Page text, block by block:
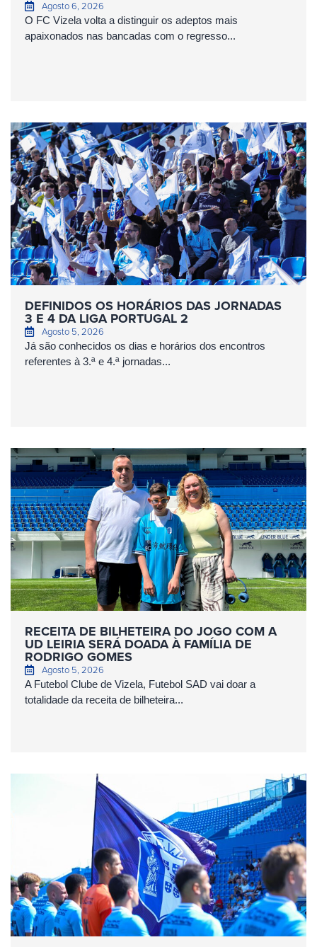
Agosto 6, 2026
O FC Vizela volta a distinguir os adeptos mais
apaixonados nas bancadas com o regresso...
DEFINIDOS OS HORÁRIOS DAS JORNADAS
3 E 4 DA LIGA PORTUGAL 2
Agosto 5, 2026
Já são conhecidos os dias e horários dos encontros
referentes à 3.ª e 4.ª jornadas...
RECEITA DE BILHETEIRA DO JOGO COM A
UD LEIRIA SERÁ DOADA À FAMÍLIA DE
RODRIGO GOMES
Agosto 5, 2026
A Futebol Clube de Vizela, Futebol SAD vai doar a
totalidade da receita de bilheteira...